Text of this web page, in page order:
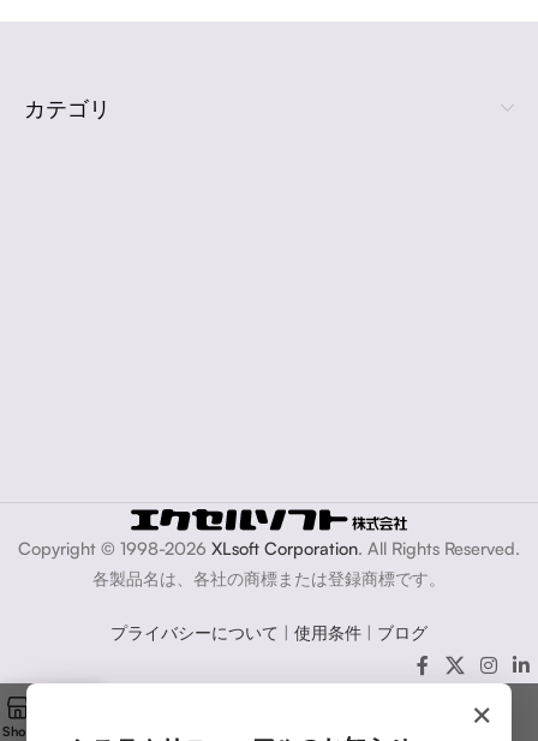
カテゴリ
Copyright © 1998-2026 XLsoft Corporation. All Rights Reserved.
各製品名は、各社の商標または登録商標です。
プライバシーについて | 使用条件 | ブログ
Shop ×